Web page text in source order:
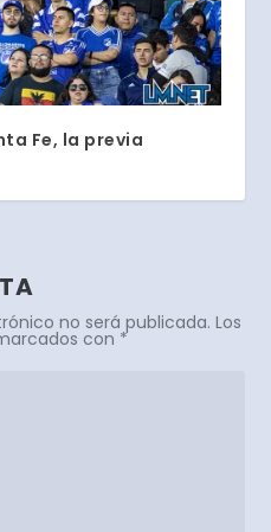
Fe, la previa
no será publicada. Los
con *